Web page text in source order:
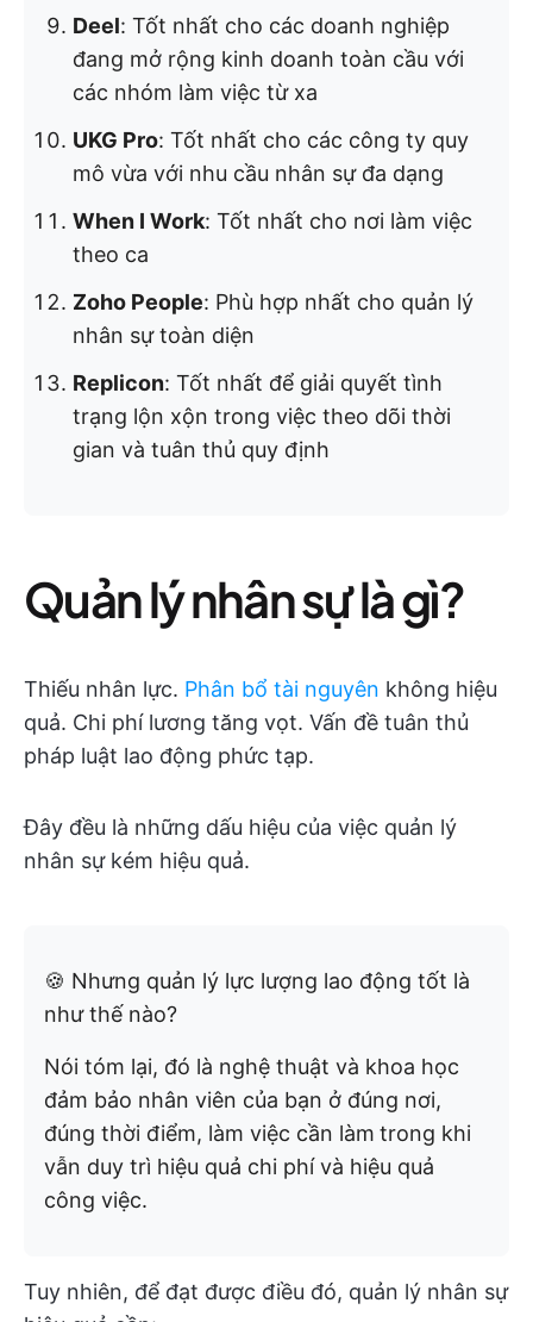
Deel: Tốt nhất cho các doanh nghiệp
đang mở rộng kinh doanh toàn cầu với
các nhóm làm việc từ xa
UKG Pro: Tốt nhất cho các công ty quy
mô vừa với nhu cầu nhân sự đa dạng
When I Work: Tốt nhất cho nơi làm việc
theo ca
Zoho People: Phù hợp nhất cho quản lý
nhân sự toàn diện
Replicon: Tốt nhất để giải quyết tình
trạng lộn xộn trong việc theo dõi thời
gian và tuân thủ quy định
Quản lý nhân sự là gì?
Thiếu nhân lực. Phân bổ tài nguyên không hiệu
quả. Chi phí lương tăng vọt. Vấn đề tuân thủ
pháp luật lao động phức tạp.
Đây đều là những dấu hiệu của việc quản lý
nhân sự kém hiệu quả.
🍪 Nhưng quản lý lực lượng lao động tốt là
như thế nào?
Nói tóm lại, đó là nghệ thuật và khoa học
đảm bảo nhân viên của bạn ở đúng nơi,
đúng thời điểm, làm việc cần làm trong khi
vẫn duy trì hiệu quả chi phí và hiệu quả
công việc.
Tuy nhiên, để đạt được điều đó, quản lý nhân sự